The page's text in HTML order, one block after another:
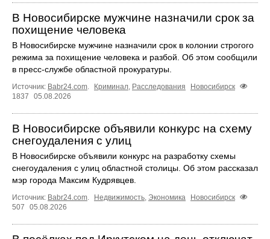
В Новосибирске мужчине назначили срок за
похищение человека
В Новосибирске мужчине назначили срок в колонии строгого
режима за похищение человека и разбой. Об этом сообщили
в пресс-службе областной прокуратуры.
Источник: Babr24.com. Криминал, Расследования
Новосибирск
1837
05.08.2026
В Новосибирске объявили конкурс на схему
снегоудаления с улиц
В Новосибирске объявили конкурс на разработку схемы
снегоудаления с улиц областной столицы. Об этом рассказал
мэр города Максим Кудрявцев.
Источник: Babr24.com. Недвижимость, Экономика
Новосибирск
507
05.08.2026